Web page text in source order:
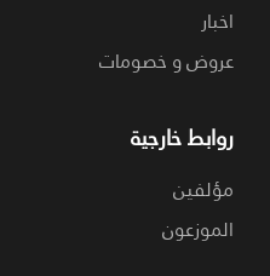
اخبار
عروض و خصومات
روابط خارجية
مؤلفين
الموزعون